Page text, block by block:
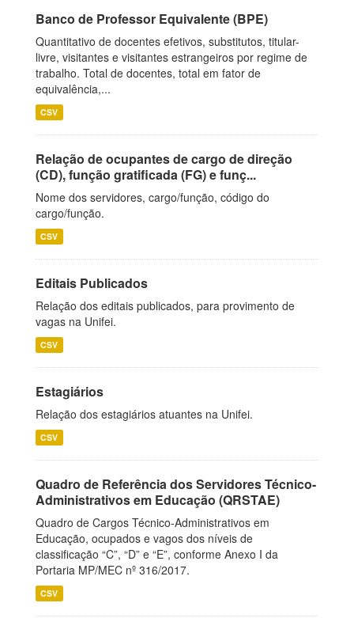
Banco de Professor Equivalente (BPE)
Quantitativo de docentes efetivos, substitutos, titular-
livre, visitantes e visitantes estrangeiros por regime de
trabalho. Total de docentes, total em fator de
equivalência,...
CSV
Relação de ocupantes de cargo de direção
(CD), função gratificada (FG) e funç...
Nome dos servidores, cargo/função, código do
cargo/função.
CSV
Editais Publicados
Relação dos editais publicados, para provimento de
vagas na Unifei.
CSV
Estagiários
Relação dos estagiários atuantes na Unifei.
CSV
Quadro de Referência dos Servidores Técnico-
Administrativos em Educação (QRSTAE)
Quadro de Cargos Técnico-Administrativos em
Educação, ocupados e vagos dos níveis de
classificação “C”, “D” e “E”, conforme Anexo I da
Portaria MP/MEC nº 316/2017.
CSV